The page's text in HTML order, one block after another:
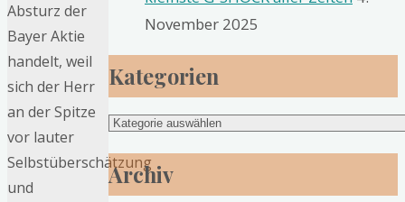
Absturz der
Bayer Aktie
handelt, weil
sich der Herr
an der Spitze
vor lauter
Selbstüberschätzung
und
November 2025
Kategorien
Kategorien
Archiv